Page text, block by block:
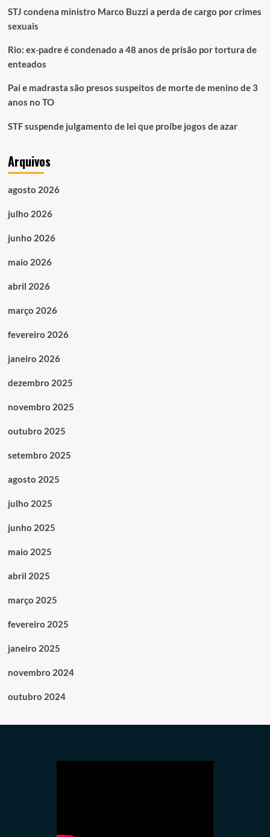
STJ condena ministro Marco Buzzi a perda de cargo por crimes
sexuais
Rio: ex-padre é condenado a 48 anos de prisão por tortura de
enteados
Pai e madrasta são presos suspeitos de morte de menino de 3
anos no TO
STF suspende julgamento de lei que proíbe jogos de azar
Arquivos
agosto 2026
julho 2026
junho 2026
maio 2026
abril 2026
março 2026
fevereiro 2026
janeiro 2026
dezembro 2025
novembro 2025
outubro 2025
setembro 2025
agosto 2025
julho 2025
junho 2025
maio 2025
abril 2025
março 2025
fevereiro 2025
janeiro 2025
novembro 2024
outubro 2024